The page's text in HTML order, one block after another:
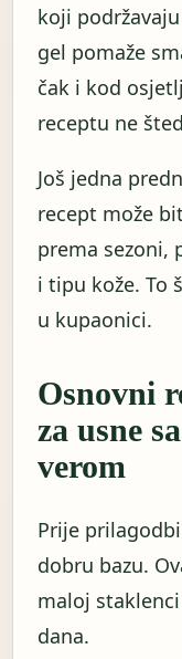
koji
gel pomaže
čak i kod
receptu ne
Još jedna
recept može
prema sezoni,
i tipu kože. To
u kupaonici.
Osnovni
za usne
verom
Prije
dobru bazu.
maloj
dana.